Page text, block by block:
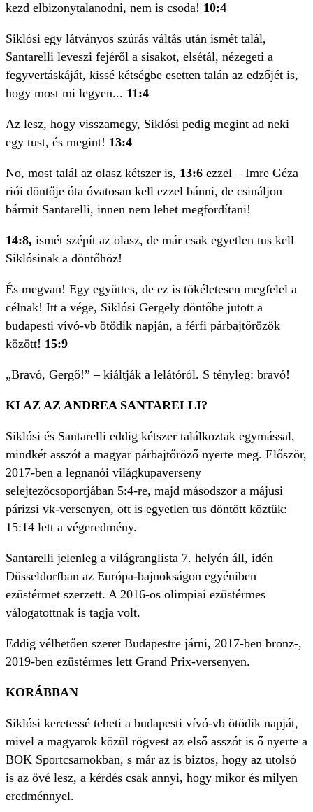
kezd elbizonytalanodni, nem is csoda! 10:4
Siklósi egy látványos szúrás váltás után ismét talál,
Santarelli leveszi fejéről a sisakot, elsétál, nézegeti a
fegyvertáskáját, kissé kétségbe esetten talán az edzőjét is,
hogy most mi legyen... 11:4
Az lesz, hogy visszamegy, Siklósi pedig megint ad neki
egy tust, és megint! 13:4
No, most talál az olasz kétszer is, 13:6 ezzel – Imre Géza
riói döntője óta óvatosan kell ezzel bánni, de csináljon
bármit Santarelli, innen nem lehet megfordítani!
14:8, ismét szépít az olasz, de már csak egyetlen tus kell
Siklósinak a döntőhöz!
És megvan! Egy együttes, de ez is tökéletesen megfelel a
célnak! Itt a vége, Siklósi Gergely döntőbe jutott a
budapesti vívó-vb ötödik napján, a férfi párbajtőrözők
között! 15:9
„Bravó, Gergő!” – kiáltják a lelátóról. S tényleg: bravó!
KI AZ AZ ANDREA SANTARELLI?
Siklósi és Santarelli eddig kétszer találkoztak egymással,
mindkét asszót a magyar párbajtőröző nyerte meg. Először,
2017-ben a legnanói világkupaverseny
selejtezőcsoportjában 5:4-re, majd másodszor a májusi
párizsi vk-versenyen, ott is egyetlen tus döntött köztük:
15:14 lett a végeredmény.
Santarelli jelenleg a világranglista 7. helyén áll, idén
Düsseldorfban az Európa-bajnokságon egyéniben
ezüstérmet szerzett. A 2016-os olimpiai ezüstérmes
válogatottnak is tagja volt.
Eddig vélhetően szeret Budapestre járni, 2017-ben bronz-,
2019-ben ezüstérmes lett Grand Prix-versenyen.
KORÁBBAN
Siklósi keretessé teheti a budapesti vívó-vb ötödik napját,
mivel a magyarok közül rögvest az első asszót is ő nyerte a
BOK Sportcsarnokban, s már az is biztos, hogy az utolsó
is az övé lesz, a kérdés csak annyi, hogy mikor és milyen
eredménnyel.